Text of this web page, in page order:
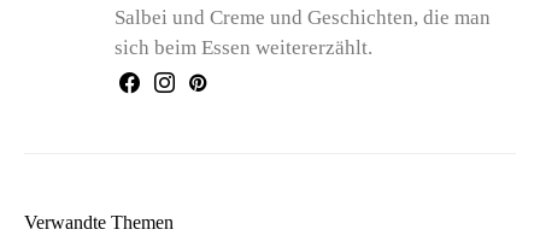
Salbei und Creme und Geschichten, die man
sich beim Essen weitererzählt.
Verwandte Themen